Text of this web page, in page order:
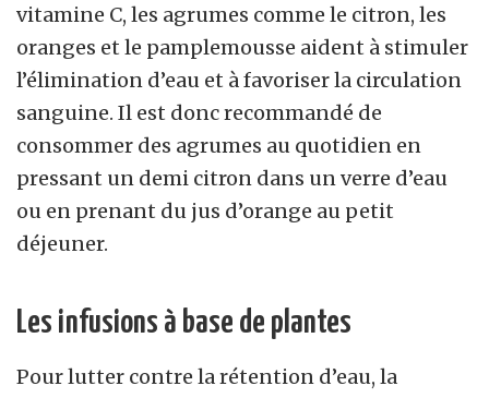
vitamine C, les agrumes comme le citron, les
oranges et le pamplemousse aident à stimuler
l’élimination d’eau et à favoriser la circulation
sanguine. Il est donc recommandé de
consommer des agrumes au quotidien en
pressant un demi citron dans un verre d’eau
ou en prenant du jus d’orange au petit
déjeuner.
Les infusions à base de plantes
Pour lutter contre la rétention d’eau, la